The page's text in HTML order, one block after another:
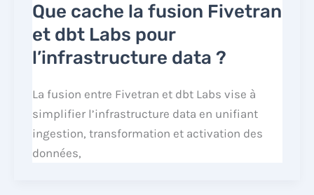
Que cache la fusion Fivetran
et dbt Labs pour
l’infrastructure data ?
La fusion entre Fivetran et dbt Labs vise à
simplifier l’infrastructure data en unifiant
ingestion, transformation et activation des
données,